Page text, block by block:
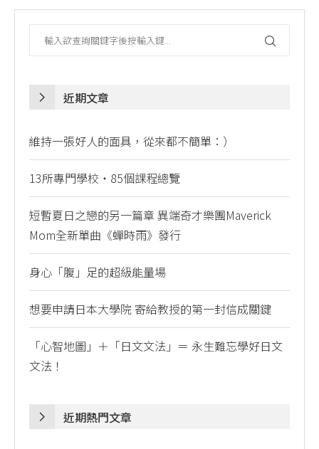
近期文章
維持一張好人的面具，從來都不簡單：）
13所專門學校・85個課程總覽
短暫夏日之戀的另一篇章 異端奇才樂團Maverick
Mom全新單曲《蟬時雨》發行
身心「腹」足的超級能量場
想要申請日本大學院 寄給教授的第一封信成關鍵
「心智地圖」＋「日文文法」＝ 永生難忘學好日文
文法！
近期熱門文章